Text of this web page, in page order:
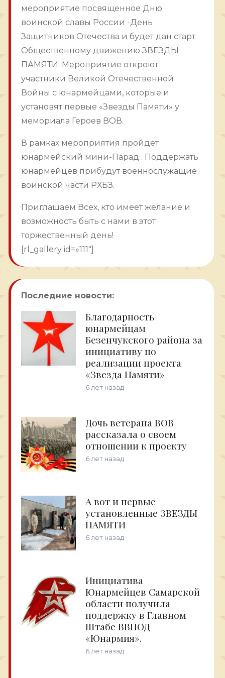
мероприятие посвященное Дню
воинской славы России -День
Защитников Отечества и будет дан старт
Общественному движению ЗВЕЗДЫ
ПАМЯТИ. Мероприятие откроют
участники Великой Отечественной
Войны с юнармейцами, которые и
установят первые «Звезды Памяти» у
мемориала Героев ВОВ.
В рамках мероприятия пройдет
юнармейский мини-Парад . Поддержать
юнармейцев прибудут военнослужащие
воинской части РХБЗ.
Приглашаем Всех, кто имеет желание и
возможность быть с нами в этот
торжественный день!
[rl_gallery id=»111″]
Последние новости:
Благодарность
юнармейцам
Безенчукского района за
инициативу по
реализации проекта
«Звезда Памяти»
6 лет назад
Дочь ветерана ВОВ
рассказала о своем
отношении к проекту
6 лет назад
А вот и первые
установленные ЗВЕЗДЫ
ПАМЯТИ
6 лет назад
Инициатива
Юнармейцев Самарской
области получила
поддержку в Главном
Штабе ВВПОД
«Юнармия».
6 лет назад